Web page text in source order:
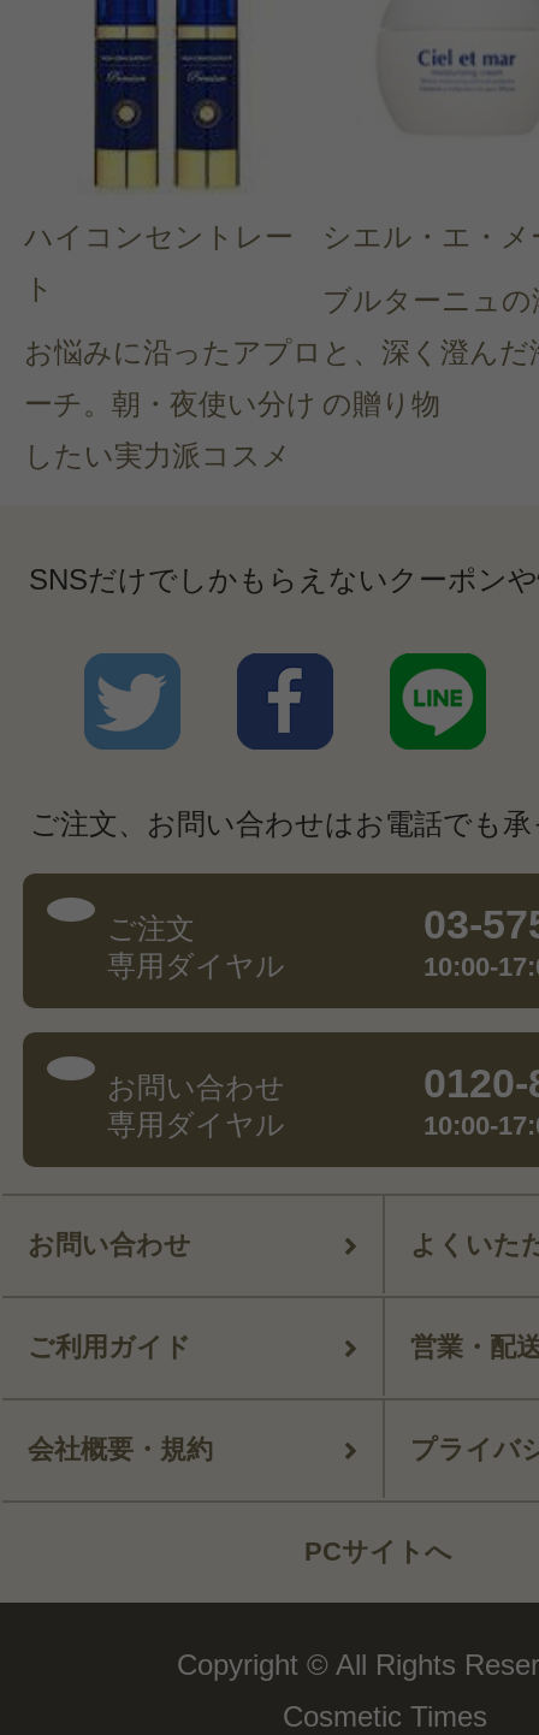
ハイコンセントレー
ト
お悩みに沿ったアプロ
ーチ。朝・夜使い分け
したい実力派コスメ
シエル・エ・メ
ブルターニュの
と、深く澄んだ
の贈り物
SNSだけでしかもらえないクーポン
ご注文、お問い合わせはお電話でも
ご注文
専用ダイヤル
03-
10:00-
お問い合わせ
専用ダイヤル
10:00-
お問い合わせ よくいた
ご利用ガイド 営業・配
会社概要・規約 プライバ
PCサイトへ
Copyright © All Rights
Cosmetic Times